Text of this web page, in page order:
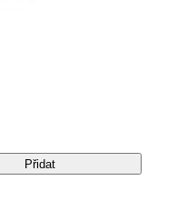
Přidat